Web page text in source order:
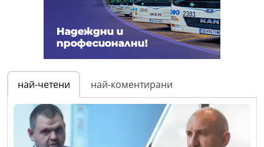
най-четени най-коментирани